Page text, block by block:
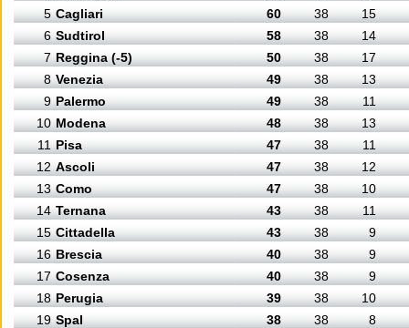
5 Cagliari 60 38
15
6 Sudtirol 58 38
14
7 Reggina (-5) 50 38
17
8 Venezia 49 38
13
9 Palermo 49 38
11
10 Modena 48 38
13
11 Pisa 47 38
11
12 Ascoli 47 38
12
13 Como 47 38
10
14 Ternana 43 38
11
15 Cittadella 43 38
9
16 Brescia 40 38
9
17 Cosenza 40 38
9
18 Perugia 39 38
10
19 Spal 38 38
8